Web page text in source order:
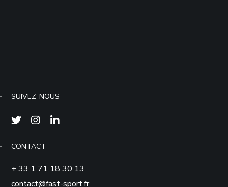
SUIVEZ-NOUS
CONTACT
+ 33 1 71 18 30 13
contact@fast-sport.fr